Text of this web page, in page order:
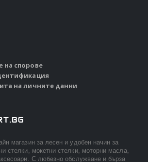
на спорове
на личните данни
магазин за лесен и удобен начин за
стелки, мокетни стелки, моторни масла,
С любезно обслужване и бърза